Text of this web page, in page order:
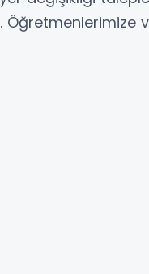
Öğretmenlerimize